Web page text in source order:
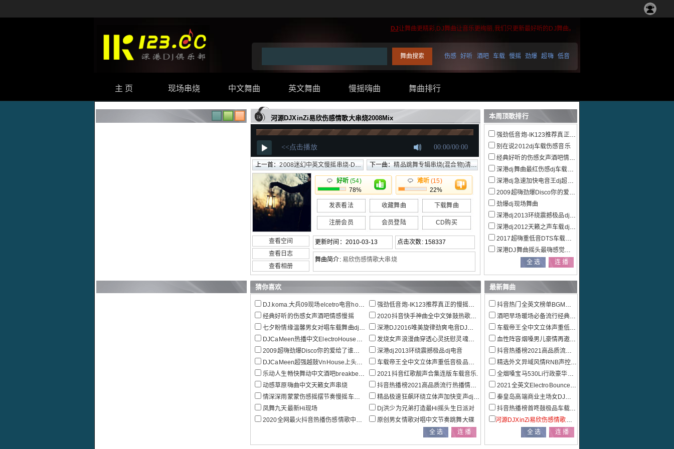
DJ让舞曲更精彩,DJ舞曲让音乐更绚丽,我们只更新最好听的DJ舞曲。
伤感 好听 酒吧 车载 慢摇 劲爆 超嗨 低音
主 页 现场串烧 中文舞曲 英文舞曲 慢摇嗨曲 舞曲排行
..
河源DJXinZi易欣伤感情歌大串烧2008Mix 本周顶歌排行
上一首：2008迷幻中英文慢摇串烧-DJXinZi 下一曲：精品跳舞专辑串烧(混合物)清远dj吖星
好听 (54)
78%
难听 (15)
22%
发表看法 收藏舞曲 下载舞曲
注册会员 会员登陆 CD购买
查看空间
查看日志
查看相册
更新时间：2010-03-13 点击次数: 158337
舞曲简介: 易欣伤感情歌大串烧
强劲低音炮-IK123推荐真正的慢摇跳舞大碟
别在说2012dj车载伤感音乐
经典好听的伤感女声酒吧情感慢摇
深港dj舞曲最红伤感dj车载音乐大碟
深港dj急速加快电音王dj超嗨串烧
2009超嗨劲爆Disco你的爱给了谁串烧
劲爆dj现场舞曲
深港dj2013环绕震撼极品dj电音
深港dj2012天籁之声车载dj音乐大碟
2017超嗨重低音DTS车载电音dj串烧
深港DJ舞曲摇头最嗨感觉全新精品DJ大碟
猜你喜欢 最新舞曲
DJ.koma.大兵09现场elcetro电音house音乐
强劲低音炮-IK123推荐真正的慢摇跳舞大碟
经典好听的伤感女声酒吧情感慢摇
2020抖音快手神曲全中文弹鼓热歌车载大碟
七夕盼情缘温馨男女对唱车载舞曲dj串烧
深港DJ2016唯美旋律劲爽电音DJ车载大碟
DJCaMeen热播中文ElectroHouse星辰大海
发烧女声浪漫曲穿透心灵抚慰灵魂环绕CD
2009超嗨劲爆Disco你的爱给了谁串烧
深港dj2013环绕震撼极品dj电音
DJCaMeen超强越鼓VnHouse上头电音大碟.
车载帝王全中文立体声重低音极品全景串烧
乐动人生畅快舞动中文酒吧breakbeat dj冥王
2021抖音红歌靓声合集连版车载音乐.
动感草原嗨曲中文天籁女声串烧
抖音热播榜2021高品质流行热播情歌联播发烧大碟
情深深雨蒙蒙伤感摇摆节奏慢摇车载串烧
精品极速狂飙环绕立体声加快变声dj串烧
凤舞九天最新Hi现场
Dj洪少为兄弟打造最Hi摇头生日派对
2020全网最火抖音热播伤感情歌中文车载串烧
原创男女情歌对唱中文节奏跳舞大碟
抖音热门全英文榜单BGM车载慢摇特辑
酒吧早场暖场必备流行经典外文串烧
车载帝王全中文立体声重低音极品全景串烧
血性阵容烟嗓男儿豪情再邀兄弟喝杯酒宁音社匠心巨作
抖音热播榜2021高品质流行热播情歌联播发烧大碟
精选外文异域风情RNB声控车载慢摇
全烟嗓宝马530Li行政豪华套装车主定制车载串烧
2021全英文ElectroBounce重低音车载串烧
秦皇岛高端商业主场女DJ多元素EDM电音混音串烧
抖音热播榜首咚鼓极品车载中文串烧大碟
河源DJXinZi易欣伤感情歌大串烧2008Mix